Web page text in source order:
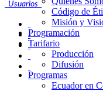
Usuarios
Código de
Misión y
Programación
Tarifario
Producción
Difusión
Programas
Ecuador en